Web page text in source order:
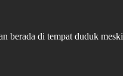
berada di tempat duduk